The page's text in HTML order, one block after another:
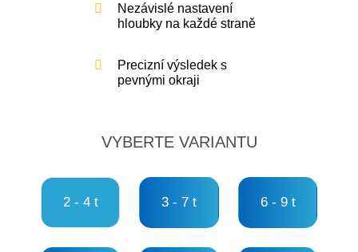
Nezávislé nastavení
hloubky na každé straně
Precizní výsledek s
pevnými okraji
VYBERTE VARIANTU
2 - 4 t 3 - 7 t 6 - 9 t